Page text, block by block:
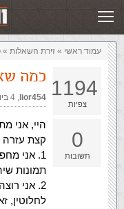
זירת השאלות
עמוד ראשי » ‏זירת השאלות‏ »
1194
צפיות
0
תשובות
כמה
lior454
,‏ 4 ביוני, 2012
היי, אני
קצת עזרה
1. אני
תמונות
2. אני
לחלוטין,